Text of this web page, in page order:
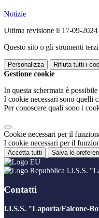
Notizie
Ultima revisione il 17-09-2024
Questo sito o gli strumenti
Personalizza Rifiuta tutti i
Gestione cookie
In questa schermata è
I cookie necessari sono quelli
Per conoscere quali sono i
Cookie necessari per il
I cookie necessari per il
Accetta tutti Salva le
I.I.S.S.
Contatti
I.I.S.S. "Laporta/Falcone-